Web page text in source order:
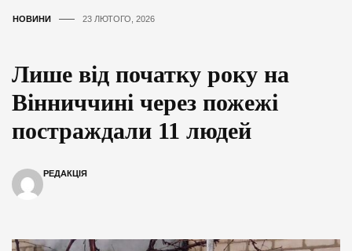
НОВИНИ 23 ЛЮТОГО, 2026
Лише від початку року на
Вінниччині через пожежі
постраждали 11 людей
РЕДАКЦІЯ